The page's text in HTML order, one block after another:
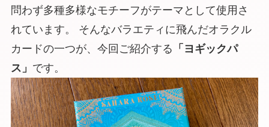
問わず多種多様なモチーフがテーマとして使用さ
れています。 そんなバラエティに飛んだオラクル
カードの一つが、今回ご紹介する 「ヨギックパ
ス」 です。